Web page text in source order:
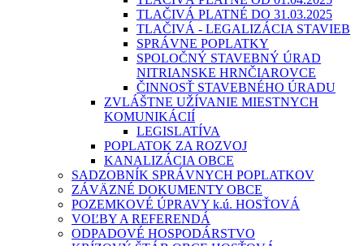
TLAČIVÁ PLATNÉ DO 31.03.2025
TLAČIVÁ - LEGALIZÁCIA STAVIEB
SPRÁVNE POPLATKY
SPOLOČNÝ STAVEBNÝ ÚRAD
NITRIANSKE HRNČIAROVCE
ČINNOSŤ STAVEBNÉHO ÚRADU
ZVLÁŠTNE UŽÍVANIE MIESTNYCH
KOMUNIKÁCIÍ
LEGISLATÍVA
POPLATOK ZA ROZVOJ
KANALIZÁCIA OBCE
SADZOBNÍK SPRÁVNYCH POPLATKOV
ZÁVÄZNÉ DOKUMENTY OBCE
POZEMKOVÉ ÚPRAVY k.ú. HOSŤOVÁ
VOĽBY A REFERENDÁ
ODPADOVÉ HOSPODÁRSTVO